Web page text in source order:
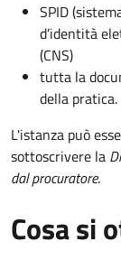
SPID
d’identità
(CNS)
tutta la
della pratica.
L'istanza può
sottoscrivere la
dal procuratore.
Cosa si